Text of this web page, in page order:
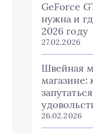
GeForce
нужна и
2026 году
27.02.2026
Швейная
магазине:
26.02.2026